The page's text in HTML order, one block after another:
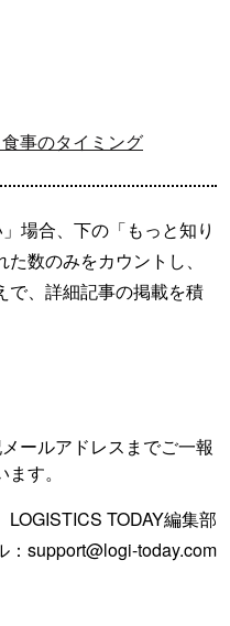
事のタイミング
場合、下の「もっと知り
数のみをカウントし、
で、詳細記事の掲載を積
ールアドレスまでご一報
す。
LOGISTICS TODAY編集部
：support@logi-today.com